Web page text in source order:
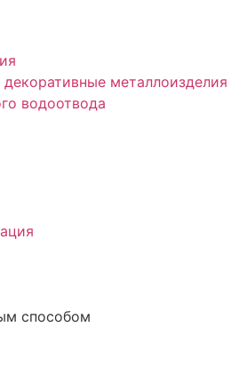
металлоизделия
водоотвода
способом